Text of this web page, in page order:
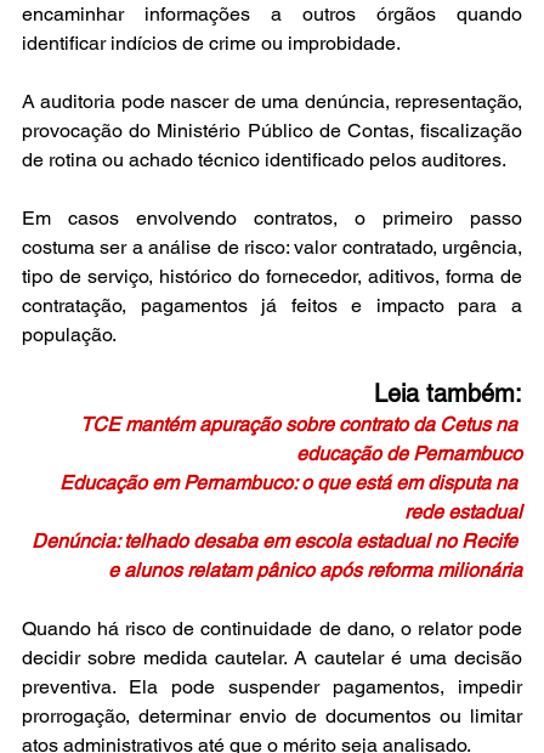
encaminhar informações a outros órgãos quando
identificar indícios de crime ou improbidade.
A auditoria pode nascer de uma denúncia, representação,
provocação do Ministério Público de Contas, fiscalização
de rotina ou achado técnico identificado pelos auditores.
Em casos envolvendo contratos, o primeiro passo
costuma ser a análise de risco: valor contratado, urgência,
tipo de serviço, histórico do fornecedor, aditivos, forma de
contratação, pagamentos já feitos e impacto para a
população.
Leia também:
TCE mantém apuração sobre contrato da Cetus na
educação de Pernambuco
Educação em Pernambuco: o que está em disputa na
rede estadual
Denúncia: telhado desaba em escola estadual no Recife
e alunos relatam pânico após reforma milionária
Quando há risco de continuidade de dano, o relator pode
decidir sobre medida cautelar. A cautelar é uma decisão
preventiva. Ela pode suspender pagamentos, impedir
prorrogação, determinar envio de documentos ou limitar
atos administrativos até que o mérito seja analisado.